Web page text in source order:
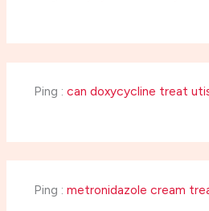
Ping : can doxycycline treat
Ping : metronidazole cream